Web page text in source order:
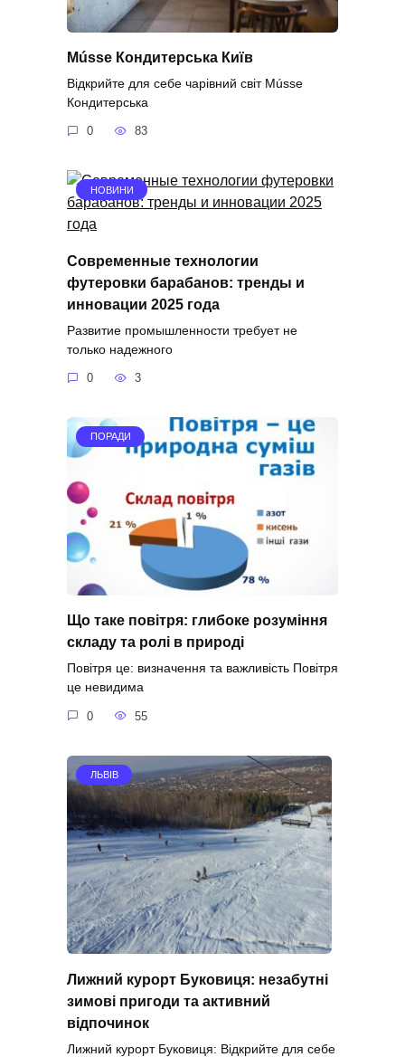
Músse Кондитерська Київ
Відкрийте для себе чарівний світ Músse
Кондитерська
0 83
НОВИНИ
Современные технологии
футеровки барабанов: тренды и
инновации 2025 года
Развитие промышленности требует не
только надежного
0 3
ПОРАДИ
Що таке повітря: глибоке розуміння
складу та ролі в природі
Повітря це: визначення та важливість Повітря
це невидима
0 55
ЛЬВІВ
Лижний курорт Буковиця: незабутні
зимові пригоди та активний
відпочинок
Лижний курорт Буковиця: Відкрийте для себе